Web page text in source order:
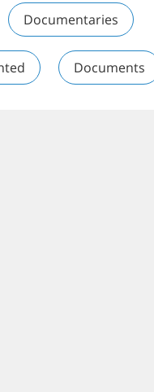
Documentaries
Documents